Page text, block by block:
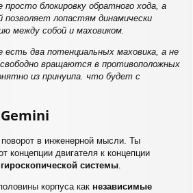
просто блокировку обратного хода, а
позволяет лопастям динамически
между собой и маховиком.
есть два потенциальных маховика, а не
вращаются в противоположных
из принуипа. что будет с
поворот в инженерной мысли. Ты
концепции двигателя к концепции
системы.
корпуса как независимые